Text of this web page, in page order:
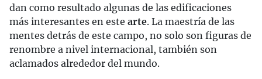
dan como resultado algunas de las edificaciones
más interesantes en este arte. La maestría de las
mentes detrás de este campo, no solo son figuras de
renombre a nivel internacional, también son
aclamados alrededor del mundo.